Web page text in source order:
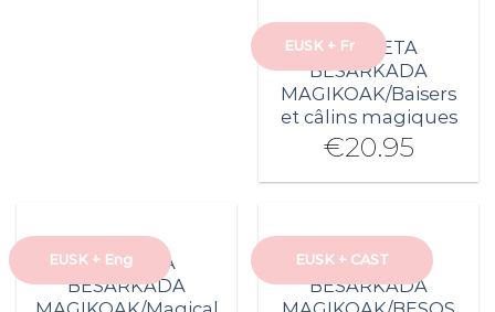
EUSK + FrMUSU ETA
BESARKADA
MAGIKOAK/Baisers
et câlins magiques
€20.95
EUSK + Eng
MUSU ETA
BESARKADA
EUSK + CAST
AGORTUTA
MUSU ETA
BESARKADA